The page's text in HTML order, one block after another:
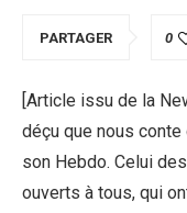
PARTAGER 0
[Article issu de la
déçu que nous conte
son Hebdo. Celui
ouverts à tous, qui